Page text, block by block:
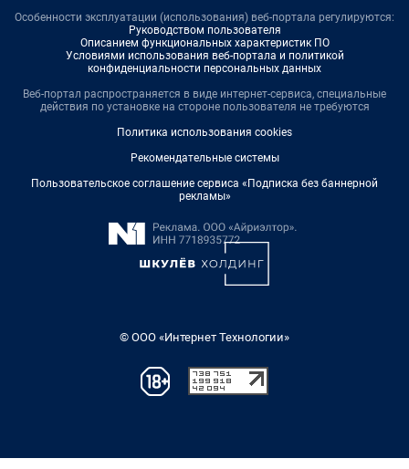
Особенности эксплуатации (использования) веб-портала регулируются:
Руководством пользователя
Описанием функциональных характеристик ПО
Условиями использования веб-портала и политикой
конфиденциальности персональных данных
Веб-портал распространяется в виде интернет-сервиса, специальные
действия по установке на стороне пользователя не требуются
Политика использования cookies
Рекомендательные системы
Пользовательское соглашение сервиса «Подписка без баннерной
рекламы»
© ООО «Интернет Технологии»